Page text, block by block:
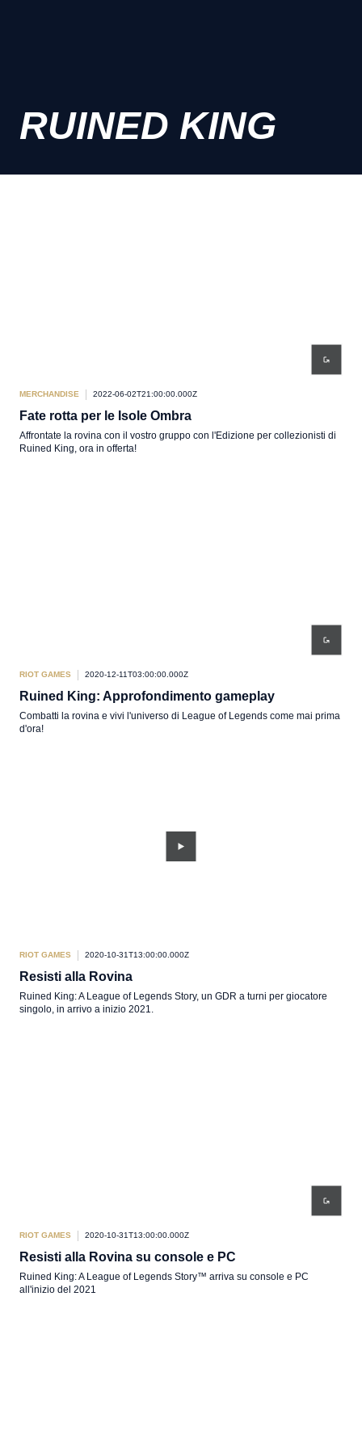
RUINED KING
MERCHANDISE 2022-06-02T21:00:00.000Z
Fate rotta per le Isole Ombra
Affrontate la rovina con il vostro gruppo con l'Edizione per collezionisti di
Ruined King, ora in offerta!
RIOT GAMES 2020-12-11T03:00:00.000Z
Ruined King: Approfondimento gameplay
Combatti la rovina e vivi l'universo di League of Legends come mai prima
d'ora!
RIOT GAMES 2020-10-31T13:00:00.000Z
Resisti alla Rovina
Ruined King: A League of Legends Story, un GDR a turni per giocatore
singolo, in arrivo a inizio 2021.
RIOT GAMES 2020-10-31T13:00:00.000Z
Resisti alla Rovina su console e PC
Ruined King: A League of Legends Story™ arriva su console e PC
all'inizio del 2021